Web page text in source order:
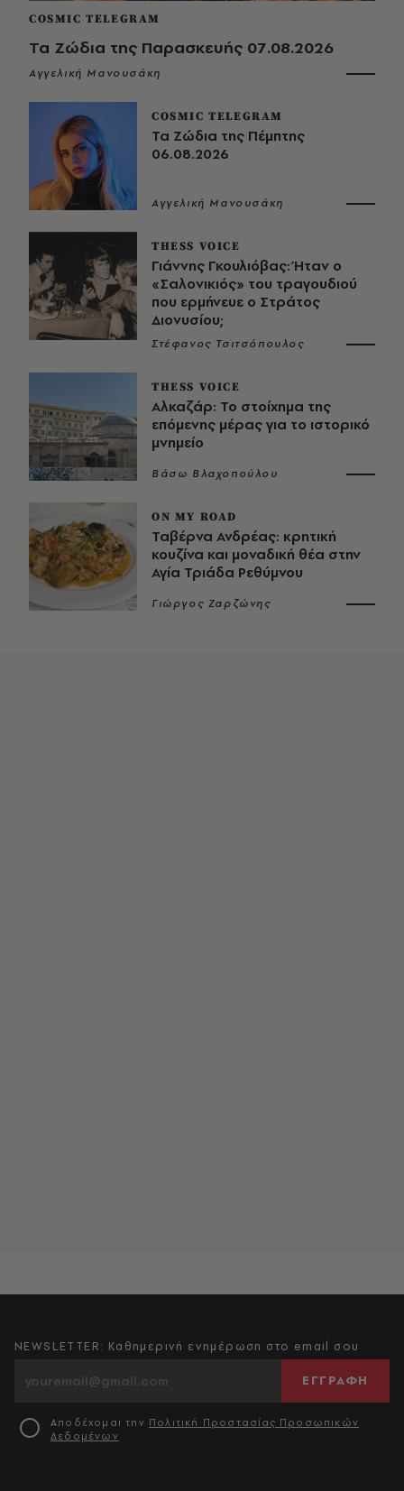
COSMIC TELEGRAM
Τα Ζώδια της Παρασκευής 07.08.2026
Αγγελική Μανουσάκη
COSMIC TELEGRAM
Τα Ζώδια της Πέμπτης
06.08.2026
Αγγελική Μανουσάκη
THESS VOICE
Γιάννης Γκουλιόβας: Ήταν ο
«Σαλονικιός» του τραγουδιού
που ερμήνευε ο Στράτος
Διονυσίου;
Στέφανος Τσιτσόπουλος
THESS VOICE
Αλκαζάρ: Το στοίχημα της
επόμενης μέρας για το ιστορικό
μνημείο
Βάσω Βλαχοπούλου
ON MY ROAD
Ταβέρνα Ανδρέας: κρητική
κουζίνα και μοναδική θέα στην
Αγία Τριάδα Ρεθύμνου
Γιώργος Ζαρζώνης
NEWSLETTER: Καθημερινή ενημέρωση στο email σου
ΕΓΓΡΑΦΗ
Αποδέχομαι την Πολιτική Προστασίας Προσωπικών
Δεδομένων